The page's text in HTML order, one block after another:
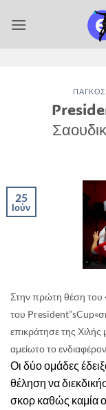
στο
25
Ιούν
Στην πρώτη θέση του
του President”sCup
επικράτησε της
αμείωτο το
Οι δύο ομάδες
θέληση να
σκορ καθώς καμία